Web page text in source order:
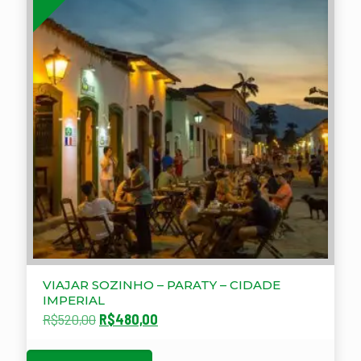
VIAJAR SOZINHO – PARATY – CIDADE
IMPERIAL
R$520,00 O
original
R$480,00